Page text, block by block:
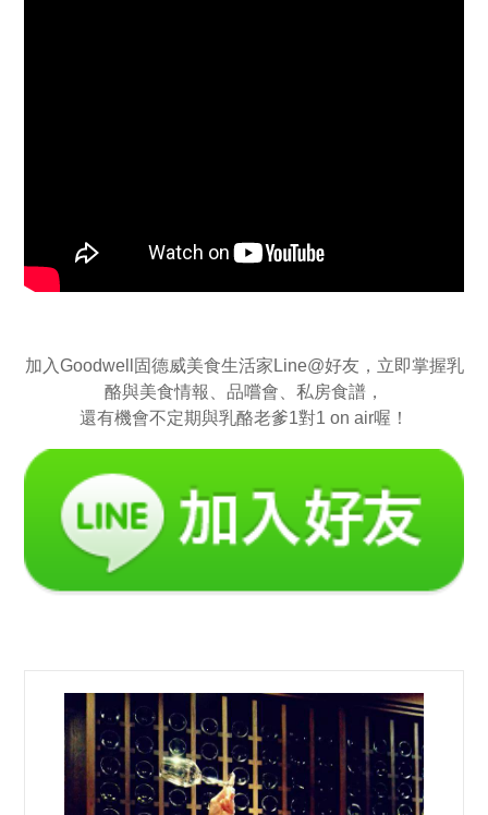
加入Goodwell固德威美食生活家Line@好友，立即掌握乳
酪與美食情報、品嚐會、私房食譜，
還有機會不定期與乳酪老爹1對1 on air喔！